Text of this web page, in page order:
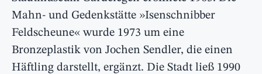
Mahn- und Gedenkstätte »Isenschnibber
Feldscheune« wurde 1973 um eine
Bronzeplastik von Jochen Sendler, die einen
Häftling darstellt, ergänzt. Die Stadt ließ 1990